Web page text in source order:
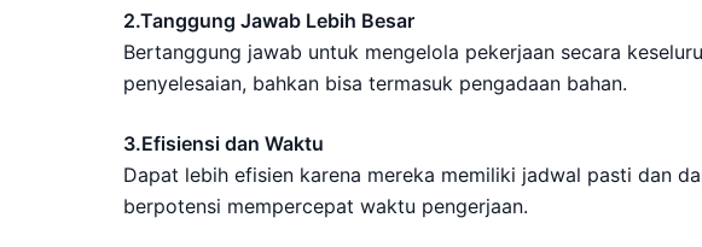
2.Tanggung Jawab Lebih Besar
Bertanggung jawab untuk mengelola pekerjaan secara
penyelesaian, bahkan bisa termasuk pengadaan bahan.
3.Efisiensi dan Waktu
Dapat lebih efisien karena mereka memiliki jadwal pasti dan
berpotensi mempercepat waktu pengerjaan.